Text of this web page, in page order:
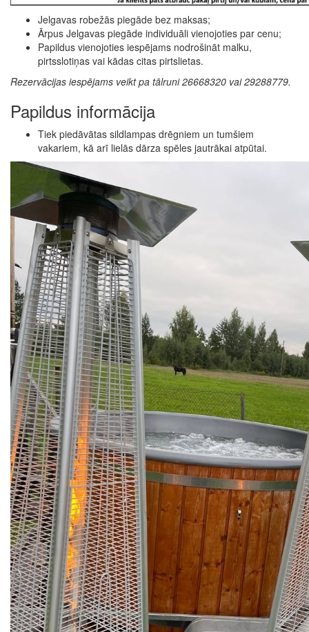
Jelgavas robežās piegāde bez maksas;
Ārpus Jelgavas piegāde individuāli vienojoties par cenu;
Papildus vienojoties iespējams nodrošināt malku,
pirtsslotiņas vai kādas citas pirtslietas.
Rezervācijas iespējams veikt pa tālruni 26668320 vai 29288779.
Papildus informācija
Tiek piedāvātas sildlampas drēgniem un tumšiem
vakariem, kā arī lielās dārza spēles jautrākai atpūtai.